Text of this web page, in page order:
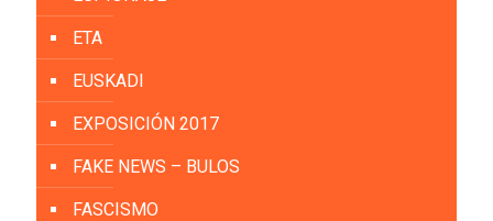
ETA
EUSKADI
EXPOSICIÓN 2017
FAKE NEWS – BULOS
FASCISMO